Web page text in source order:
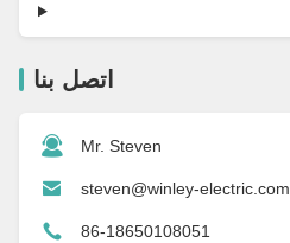
اتصل بنا
Mr. Steven
steven@winley-electric.com
86-18650108051